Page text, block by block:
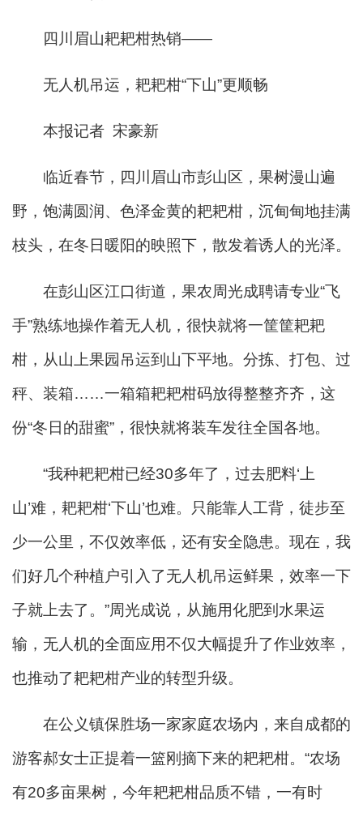
四川眉山耙耙柑热销——
无人机吊运，耙耙柑“下山”更顺畅
本报记者 宋豪新
临近春节，四川眉山市彭山区，果树漫山遍
野，饱满圆润、色泽金黄的耙耙柑，沉甸甸地挂满
枝头，在冬日暖阳的映照下，散发着诱人的光泽。
在彭山区江口街道，果农周光成聘请专业“飞
手”熟练地操作着无人机，很快就将一筐筐耙耙
柑，从山上果园吊运到山下平地。分拣、打包、过
秤、装箱……一箱箱耙耙柑码放得整整齐齐，这
份“冬日的甜蜜”，很快就将装车发往全国各地。
“我种耙耙柑已经30多年了，过去肥料‘上
山’难，耙耙柑‘下山’也难。只能靠人工背，徒步至
少一公里，不仅效率低，还有安全隐患。现在，我
们好几个种植户引入了无人机吊运鲜果，效率一下
子就上去了。”周光成说，从施用化肥到水果运
输，无人机的全面应用不仅大幅提升了作业效率，
也推动了耙耙柑产业的转型升级。
在公义镇保胜场一家家庭农场内，来自成都的
游客郝女士正提着一篮刚摘下来的耙耙柑。“农场
有20多亩果树，今年耙耙柑品质不错，一有时